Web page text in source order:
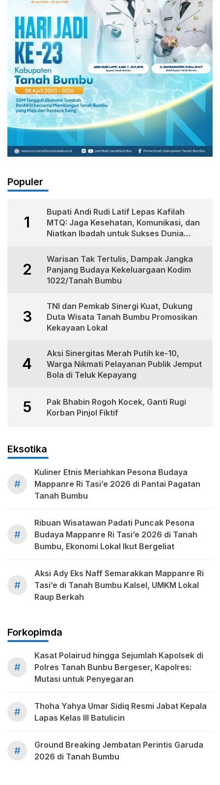
Populer
1
Bupati Andi Rudi Latif Lepas Kafilah
MTQ: Jaga Kesehatan, Komunikasi, dan
Niatkan Ibadah untuk Sukses Dunia
2
Warisan Tak Tertulis, Dampak Jangka
Panjang Budaya Kekeluargaan Kodim
1022/Tanah Bumbu
3
TNI dan Pemkab Sinergi Kuat, Dukung
Duta Wisata Tanah Bumbu Promosikan
Kekayaan Lokal
4
Aksi Sinergitas Merah Putih ke-10,
Warga Nikmati Pelayanan Publik Jemput
Bola di Teluk Kepayang
5
Pak Bhabin Rogoh Kocek, Ganti Rugi
Korban Pinjol Fiktif
Eksotika
#
Kuliner Etnis Meriahkan Pesona Budaya
Mappanre Ri Tasi’e 2026 di Pantai Pagatan
Tanah Bumbu
#
Ribuan Wisatawan Padati Puncak Pesona
Budaya Mappanre Ri Tasi’e 2026 di Tanah
Bumbu, Ekonomi Lokal Ikut Bergeliat
#
Aksi Ady Eks Naff Semarakkan Mappanre Ri
Tasi’e di Tanah Bumbu Kalsel, UMKM Lokal
Raup Berkah
Forkopimda
#
Kasat Polairud hingga Sejumlah Kapolsek di
Polres Tanah Bunbu Bergeser, Kapolres:
Mutasi untuk Penyegaran
#
Thoha Yahya Umar Sidiq Resmi Jabat Kepala
Lapas Kelas III Batulicin
#
Ground Breaking Jembatan Perintis Garuda
2026 di Tanah Bumbu